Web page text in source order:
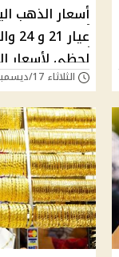
لحظي لأسعار
تعاملات الصاغة
الثلاثاء 17/ديسمبر/2024 - 08:28 م